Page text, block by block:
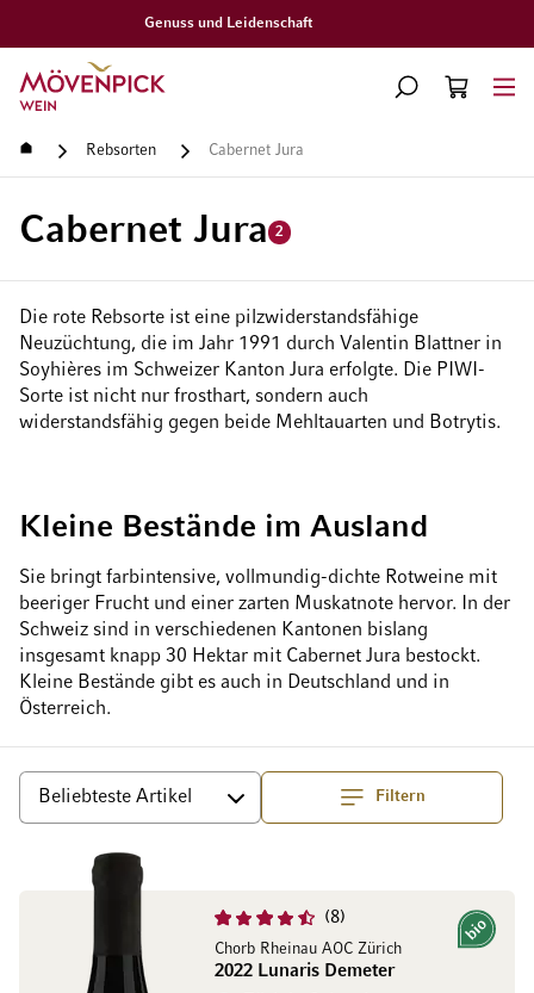
Gratislieferung ab CHF 300.–
Zur Startseite
SUCHE
WARENKORB
Startseite Rebsorten Cabernet Jura
Cabernet Jura 2
Die rote Rebsorte ist eine pilzwiderstandsfähige
Neuzüchtung, die im Jahr 1991 durch Valentin Blattner in
Soyhières im Schweizer Kanton Jura erfolgte. Die PIWI-
Sorte ist nicht nur frosthart, sondern auch
widerstandsfähig gegen beide Mehltauarten und Botrytis.
Kleine Bestände im Ausland
Sie bringt farbintensive, vollmundig-dichte Rotweine mit
beeriger Frucht und einer zarten Muskatnote hervor. In der
Schweiz sind in verschiedenen Kantonen bislang
insgesamt knapp 30 Hektar mit Cabernet Jura bestockt.
Kleine Bestände gibt es auch in Deutschland und in
Österreich.
Filtern
Sortieren Top
8
Chorb Rheinau AOC Zürich
2022 Lunaris Demeter
Bio